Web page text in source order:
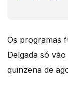
Os programas
Delgada só
quinzena de